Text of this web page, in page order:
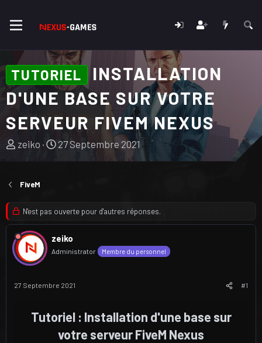
TUTORIEL
INSTALLATION
D'UNE BASE SUR VOTRE
SERVEUR FIVEM NEXUS
A
e
r
d
u
s
u
e
zeiko
D
e
d
é
b
27 Septembre 2021
FiveM
N'est pas ouverte pour d'autres réponses.
zeiko
Administrator Membre du personnel
27 Septembre 2021 #1
Tutoriel : Installation d'une base sur
votre serveur FiveM Nexus